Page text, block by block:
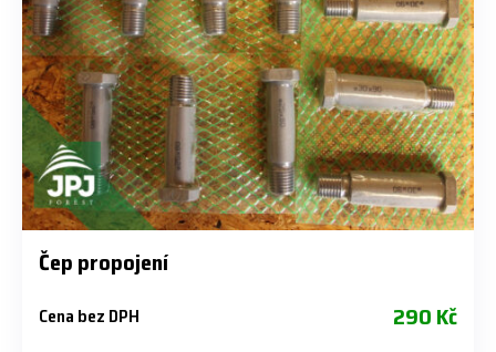
Čep propojení
Cena bez DPH 290 Kč